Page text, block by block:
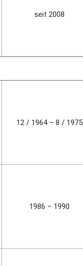
seit 2008
12 / 1964 – 8 / 1975
1986 – 1990